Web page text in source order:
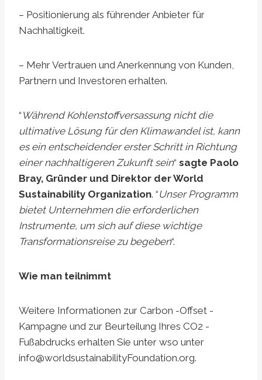
– Positionierung als führender Anbieter für
Nachhaltigkeit.
– Mehr Vertrauen und Anerkennung von Kunden,
Partnern und Investoren erhalten.
“ Während Kohlenstoffversassung nicht die
ultimative Lösung für den Klimawandel ist, kann
es ein entscheidender erster Schritt in Richtung
einer nachhaltigeren Zukunft sein“ sagte Paolo
Bray, Gründer und Direktor der World
Sustainability Organization. “Unser Programm
bietet Unternehmen die erforderlichen
Instrumente, um sich auf diese wichtige
Transformationsreise zu begeben“.
Wie man teilnimmt
Weitere Informationen zur Carbon -Offset -
Kampagne und zur Beurteilung Ihres CO2 -
Fußabdrucks erhalten Sie unter wso unter
info@worldsustainabilityFoundation.org.